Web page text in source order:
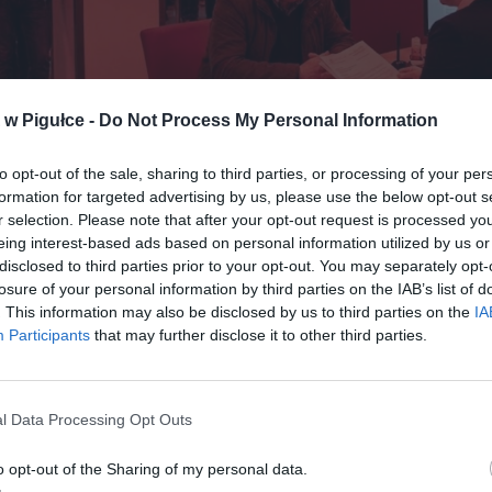
Pigułce - Do Not Process My Personal Information
opt-out of the sale, sharing to third parties, or processing of your
for targeted advertising by us, please use the below opt-out
selection. Please note that after your opt-out request is processed
interest-based ads based on personal information utilized by us
to third parties prior to your opt-out. You may separately
of your personal information by third parties on the IAB’s list of
This information may also be disclosed by us to third parties on the
Participants that may further disclose it to other third parties.
Data Processing Opt Outs
opt-out of the Sharing of my personal data.
Fot. Warszawa w Pigułce
szczyt zachorowań na grypę i infekcje grypopodobne, a co za tym
zwolnień e-ZLA. Jednak w 2026 roku wielu pracowników
się, zanim poprosi lekarza o „kilka dni wolnego na odpoczynek”.
rok są jednoznaczne: liczba cofniętych zasiłków chorobowych
a skuteczność kontroli osiągnęła poziom, o jakim
lat.